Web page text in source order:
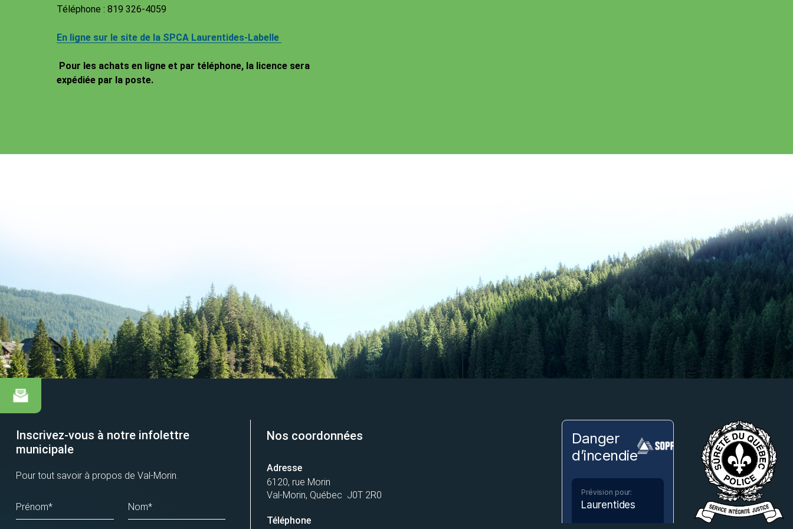
Téléphone : 819 326-4059
En ligne sur le site de la SPCA Laurentides-Labelle
Pour les achats en ligne et par téléphone, la licence sera
expédiée par la poste.
Inscrivez-vous à notre infolettre
municipale
Pour tout savoir à propos de Val-Morin.
Prénom* Nom*
Nos coordonnées
Adresse
6120, rue Morin
Val-Morin, Québec J0T 2R0
Téléphone